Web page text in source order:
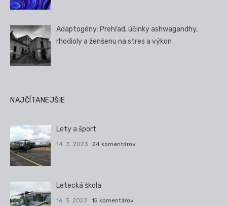
Adaptogény: Prehľad, účinky ashwagandhy,
rhodioly a ženšenu na stres a výkon
NAJČÍTANEJŠIE
Lety a šport
14. 3. 2023 24 komentárov
Letecká škola
16. 3. 2023 15 komentárov